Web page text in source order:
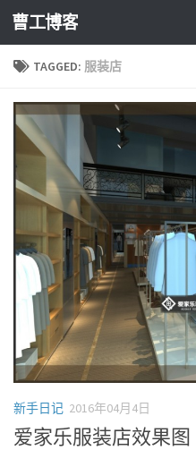
曹工博客
TAGGED: 服装店
新手日记 2016年04月4日
爱家乐服装店效果图